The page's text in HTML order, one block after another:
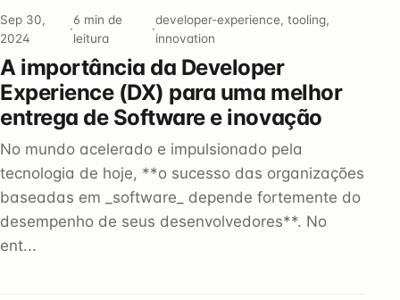
Sep 30,
2024
·
6 min de
leitura
·
developer-experience, tooling,
innovation
A importância da Developer
Experience (DX) para uma melhor
entrega de Software e inovação
No mundo acelerado e impulsionado pela
tecnologia de hoje, **o sucesso das organizações
baseadas em _software_ depende fortemente do
desempenho de seus desenvolvedores**. No
ent...